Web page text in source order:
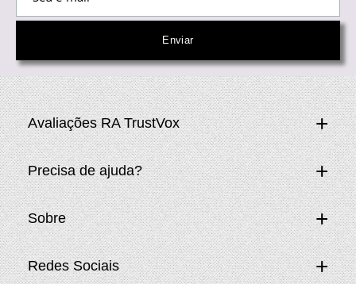
Avaliações RA TrustVox
Precisa de ajuda?
Sobre
Redes Sociais